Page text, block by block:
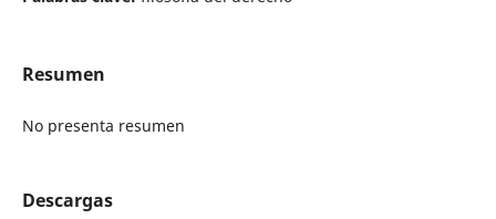
Resumen
No presenta resumen
Descargas